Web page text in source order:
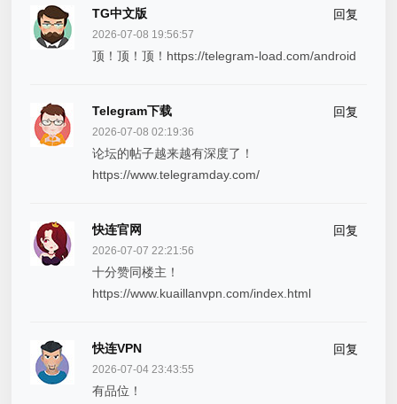
TG中文版 回复
2026-07-08 19:56:57
顶！顶！顶！https://telegram-load.com/android
Telegram下载 回复
2026-07-08 02:19:36
论坛的帖子越来越有深度了！
https://www.telegramday.com/
快连官网 回复
2026-07-07 22:21:56
十分赞同楼主！
https://www.kuaillanvpn.com/index.html
快连VPN 回复
2026-07-04 23:43:55
有品位！